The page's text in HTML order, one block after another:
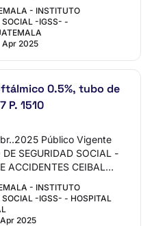
- INSTITUTO
SOCIAL -IGSS- -
Apr 2025
0.5%, tubo de
P. 1510
Público Vigente
SEGURIDAD SOCIAL -
ACCIDENTES CEIBAL
- INSTITUTO
SOCIAL -IGSS- - HOSPITAL
2025